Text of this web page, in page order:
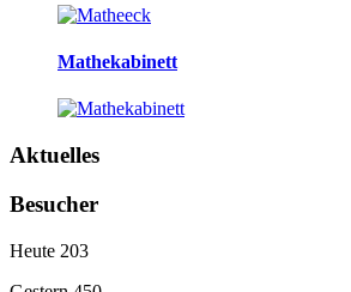
Mathekabinett
Aktuelles
Besucher
Heute 203